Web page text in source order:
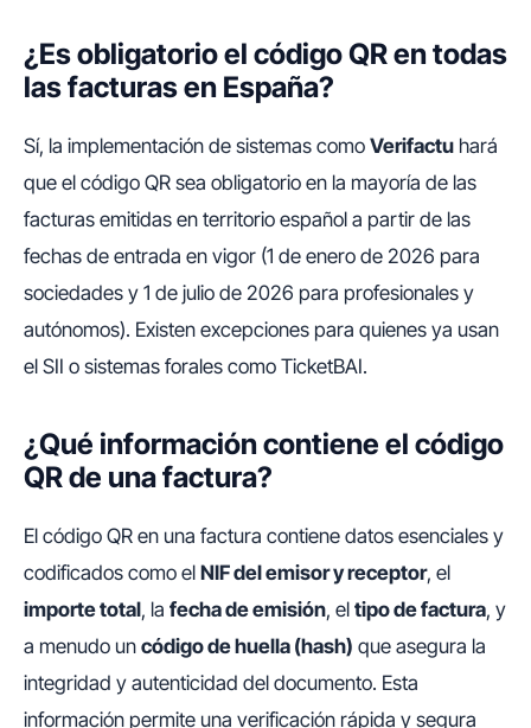
¿Es obligatorio el código QR en todas
las facturas en España?
Sí, la implementación de sistemas como Verifactu hará
que el código QR sea obligatorio en la mayoría de las
facturas emitidas en territorio español a partir de las
fechas de entrada en vigor (1 de enero de 2026 para
sociedades y 1 de julio de 2026 para profesionales y
autónomos). Existen excepciones para quienes ya usan
el SII o sistemas forales como TicketBAI.
¿Qué información contiene el código
QR de una factura?
El código QR en una factura contiene datos esenciales y
codificados como el NIF del emisor y receptor, el
importe total, la fecha de emisión, el tipo de factura, y
a menudo un código de huella (hash) que asegura la
integridad y autenticidad del documento. Esta
información permite una verificación rápida y segura